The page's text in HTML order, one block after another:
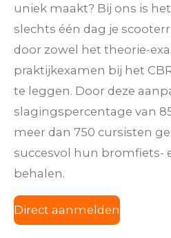
uniek maakt? Bij ons is
slechts één dag je
door zowel het theorie-
praktijkexamen bij het
te leggen. Door deze
slagingspercentage van
meer dan 750 cursisten
succesvol hun bromfiets-
behalen.
Direct aanmelden